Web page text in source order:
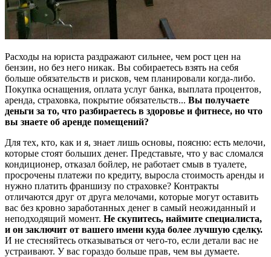
Расходы на юриста раздражают сильнее, чем рост цен на
бензин, но без него никак. Вы собираетесь взять на себя
больше обязательств и рисков, чем планировали когда-либо.
Покупка оснащения, оплата услуг банка, выплата процентов,
аренда, страховка, покрытие обязательств... Вы получаете
деньги за то, что разбираетесь в здоровье и фитнесе, но что
вы знаете об аренде помещений?
Для тех, кто, как и я, знает лишь основы, поясню: есть мелочи,
которые стоят больших денег. Представьте, что у вас сломался
кондиционер, отказал бойлер, не работает смыв в туалете,
просрочены платежи по кредиту, выросла стоимость аренды и
нужно платить франшизу по страховке? Контракты
отличаются друг от друга мелочами, которые могут оставить
вас без кровно заработанных денег в самый неожиданный и
неподходящий момент. Не скупитесь, наймите специалиста,
и он заключит от вашего имени куда более лучшую сделку.
И не стесняйтесь отказываться от чего-то, если детали вас не
устраивают. У вас гораздо больше прав, чем вы думаете.